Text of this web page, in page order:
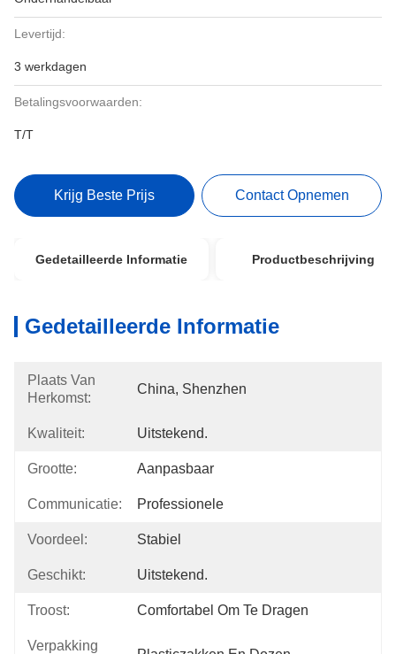
Levertijd:
3 werkdagen
Betalingsvoorwaarden:
T/T
Krijg Beste Prijs Contact Opnemen
Gedetailleerde Informatie Productbeschrijving
Gedetailleerde Informatie
Plaats Van
Herkomst:
China, Shenzhen
Kwaliteit: Uitstekend.
Grootte: Aanpasbaar
Communicatie: Professionele
Voordeel: Stabiel
Geschikt: Uitstekend.
Troost: Comfortabel Om Te Dragen
Verpakking